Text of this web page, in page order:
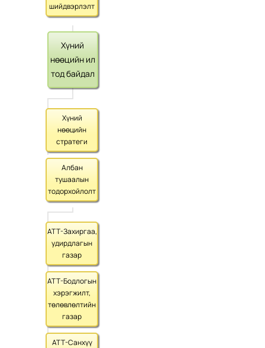
шийдвэрлэлт
Хүний
нөөцийн ил
тод байдал
Хүний
нөөцийн
стратеги
Албан
тушаалын
тодорхойлолт
АТТ-Захиргаа,
удирдлагын
газар
АТТ-Бодлогын
хэрэгжилт,
төлөвлөлтийн
газар
АТТ-Санхүү